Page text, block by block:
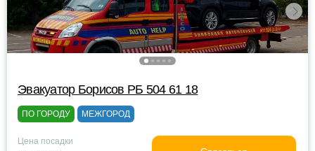
Эвакуатор Борисов РБ 504 61 18
ПО ГОРОДУ МЕЖГОРОД
Цена посадки